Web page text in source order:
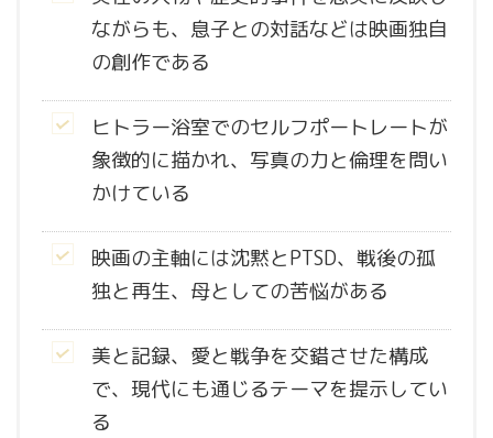
ながらも、息子との対話などは映画独自
の創作である
ヒトラー浴室でのセルフポートレートが
象徴的に描かれ、写真の力と倫理を問い
かけている
映画の主軸には沈黙とPTSD、戦後の孤
独と再生、母としての苦悩がある
美と記録、愛と戦争を交錯させた構成
で、現代にも通じるテーマを提示してい
る